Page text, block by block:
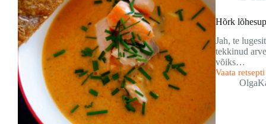
Hõrk
Jah, te
tekkinud
võiks…
Vaata
Hõrk
lõhesupp